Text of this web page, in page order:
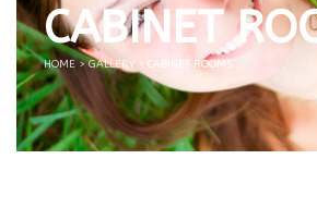
CABINET
HOME>GALLERY > CABINET ROOMS